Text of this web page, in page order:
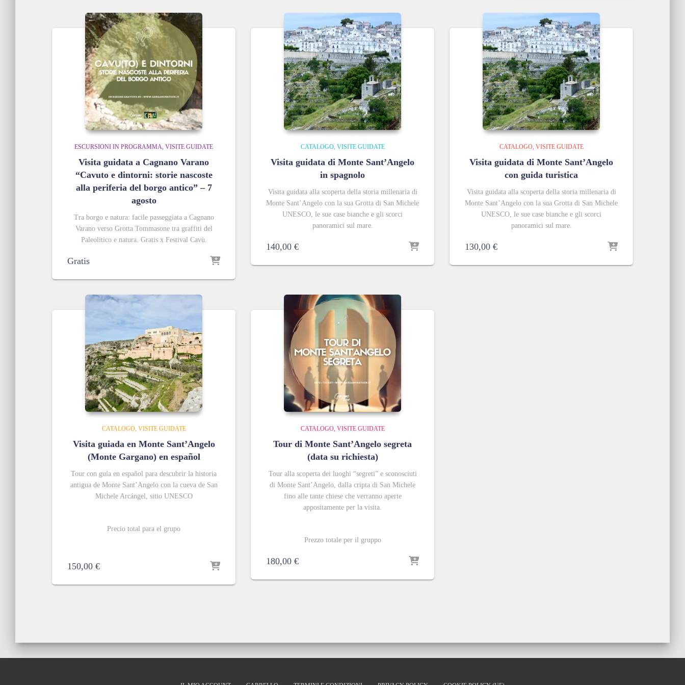
base
al
più
recente
ESCURSIONI IN PROGRAMMA VISITE GUIDATE
Visita guidata a Cagnano Varano
“Cavuto e dintorni: storie nascoste
alla periferia del borgo antico” – 7
agosto
Tra borgo e natura: facile passeggiata a Cagnano
Varano verso Grotta Tommasone tra graffiti del
Paleolitico e natura. Gratis x Festival Cavù.
Gratis
CATALOGO VISITE GUIDATE
Visita guidata di Monte Sant’Angelo
in spagnolo
Visita guidata alla scoperta della storia millenaria di
Monte Sant’Angelo con la sua Grotta di San Michele
UNESCO, le sue case bianche e gli scorci
panoramici sul mare.
140,00 €
CATALOGO VISITE GUIDATE
Visita guidata di Monte Sant’Angelo
con guida turistica
Visita guidata alla scoperta della storia millenaria di
Monte Sant’Angelo con la sua Grotta di San Michele
UNESCO, le sue case bianche e gli scorci
panoramici sul mare.
130,00 €
CATALOGO VISITE GUIDATE
Visita guiada en Monte Sant’Angelo
(Monte Gargano) en español
Tour con guía en español para descubrir la historia
antigua de Monte Sant’Angelo con la cueva de San
Michele Arcángel, sitio UNESCO
Precio total para el grupo
150,00 €
CATALOGO VISITE GUIDATE
Tour di Monte Sant’Angelo segreta
(data su richiesta)
Tour alla scoperta dei luoghi “segreti” e sconosciuti
di Monte Sant’Angelo, dalla cripta di San Michele
fino alle tante chiese che verranno aperte
appositamente per la visita.
Prezzo totale per il gruppo
180,00 €